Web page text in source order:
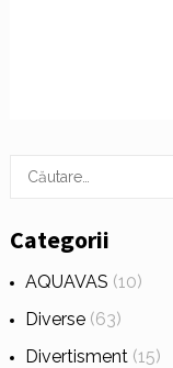
Caută
Categorii
AQUAVAS (10)
Diverse(63)
Divertisment(15)